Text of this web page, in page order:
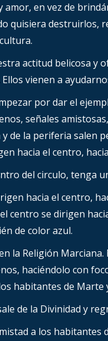
en vez de
quisiera destruirlos,
actitud belicosa y
vienen a
por dar el
señales
de la periferia salen
hacia el centro,
del circulo, tenga
hacia el centro,
centro se dirigen
de color azul.
la Religión
haciéndolo con
habitantes de Marte
de la Divinidad y
a los habitantes